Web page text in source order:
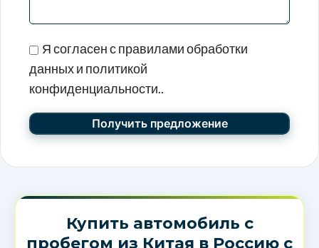
Я согласен с правилами обработки
данных и политикой
конфиденциальности..
Купить автомобиль с
пробегом из Китая в Россию с